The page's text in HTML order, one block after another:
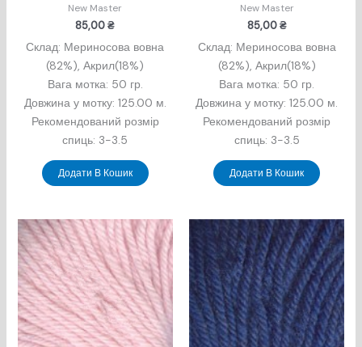
New Master
85,00₴
Склад: Мериносова вовна
(82%), Акрил(18%)
Вага мотка: 50 гр.
Довжина у мотку: 125.00 м.
Рекомендований розмір
спиць: 3-3.5
Додати В Кошик
New Master
85,00₴
Склад: Мериносова вовна
(82%), Акрил(18%)
Вага мотка: 50 гр.
Довжина у мотку: 125.00 м.
Рекомендований розмір
спиць: 3-3.5
Додати В Кошик